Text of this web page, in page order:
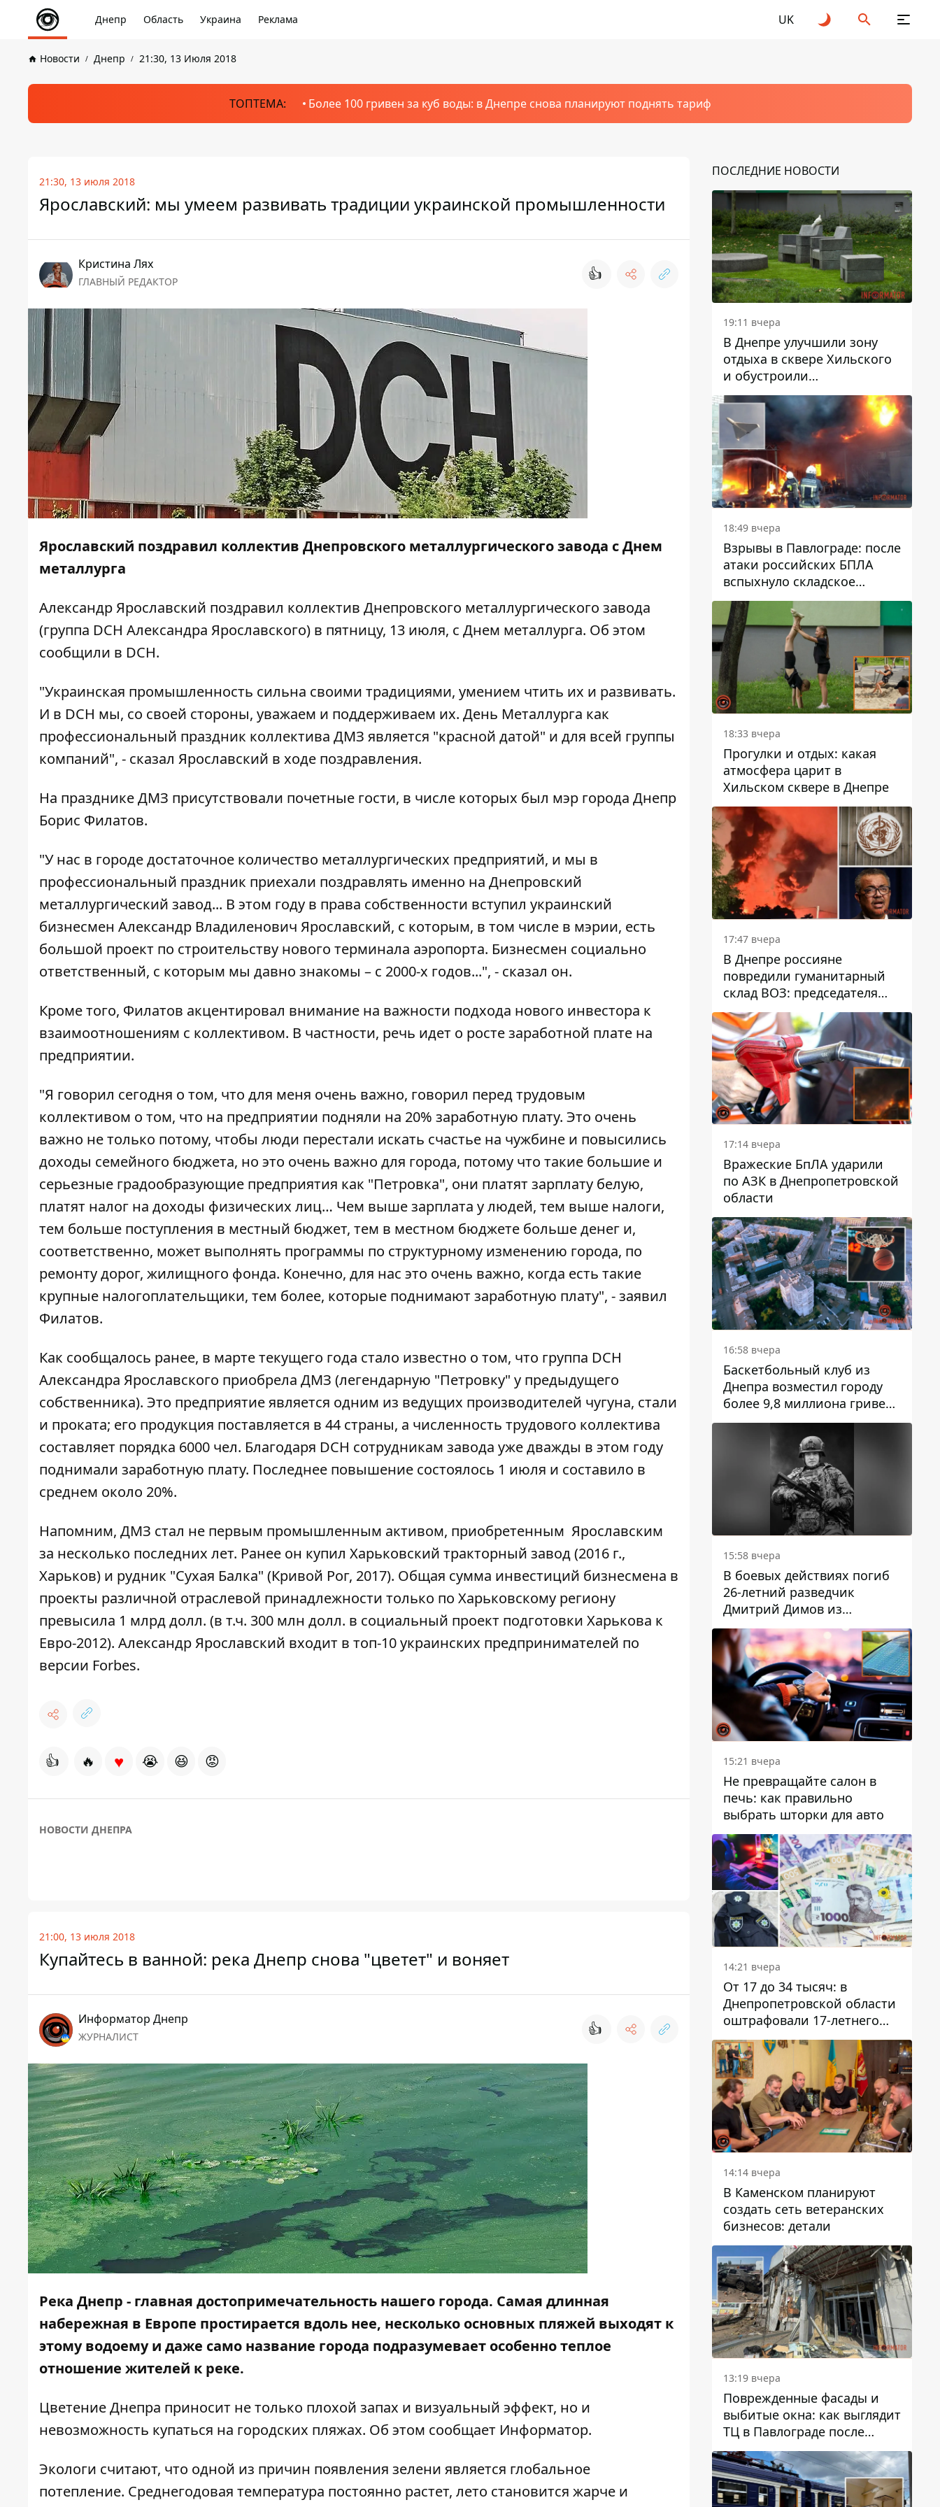
Днепр Область Украина Реклама UK
Новости Днепр 21:30, 13 Июля 2018
ТОПТЕМА: Более 100 гривен за куб воды: в Днепре снова планируют поднять тариф
21:30, 13 июля 2018
Ярославский: мы умеем развивать традиции украинской промышленности
Кристина Лях
ГЛАВНЫЙ РЕДАКТОР 👍
Ярославский поздравил коллектив Днепровского металлургического завода с Днем
металлурга
Александр Ярославский поздравил коллектив Днепровского металлургического завода
(группа DCH Александра Ярославского) в пятницу, 13 июля, с Днем металлурга. Об этом
сообщили в DCH.
"Украинская промышленность сильна своими традициями, умением чтить их и развивать.
И в DCH мы, со своей стороны, уважаем и поддерживаем их. День Металлурга как
профессиональный праздник коллектива ДМЗ является "красной датой" и для всей группы
компаний", - сказал Ярославский в ходе поздравления.
На празднике ДМЗ присутствовали почетные гости, в числе которых был мэр города Днепр
Борис Филатов.
"У нас в городе достаточное количество металлургических предприятий, и мы в
профессиональный праздник приехали поздравлять именно на Днепровский
металлургический завод... В этом году в права собственности вступил украинский
бизнесмен Александр Владиленович Ярославский, с которым, в том числе в мэрии, есть
большой проект по строительству нового терминала аэропорта. Бизнесмен социально
ответственный, с которым мы давно знакомы – с 2000-х годов...", - сказал он.
Кроме того, Филатов акцентировал внимание на важности подхода нового инвестора к
взаимоотношениям с коллективом. В частности, речь идет о росте заработной плате на
предприятии.
"Я говорил сегодня о том, что для меня очень важно, говорил перед трудовым
коллективом о том, что на предприятии подняли на 20% заработную плату. Это очень
важно не только потому, чтобы люди перестали искать счастье на чужбине и повысились
доходы семейного бюджета, но это очень важно для города, потому что такие большие и
серьезные градообразующие предприятия как "Петровка", они платят зарплату белую,
платят налог на доходы физических лиц… Чем выше зарплата у людей, тем выше налоги,
тем больше поступления в местный бюджет, тем в местном бюджете больше денег и,
соответственно, может выполнять программы по структурному изменению города, по
ремонту дорог, жилищного фонда. Конечно, для нас это очень важно, когда есть такие
крупные налогоплательщики, тем более, которые поднимают заработную плату", - заявил
Филатов.
Как сообщалось ранее, в марте текущего года стало известно о том, что группа DCH
Александра Ярославского приобрела ДМЗ (легендарную "Петровку" у предыдущего
собственника). Это предприятие является одним из ведущих производителей чугуна, стали
и проката; его продукция поставляется в 44 страны, а численность трудового коллектива
составляет порядка 6000 чел. Благодаря DCH сотрудникам завода уже дважды в этом году
поднимали заработную плату. Последнее повышение состоялось 1 июля и составило в
среднем около 20%.
Напомним, ДМЗ стал не первым промышленным активом, приобретенным Ярославским
за несколько последних лет. Ранее он купил Харьковский тракторный завод (2016 г.,
Харьков) и рудник "Сухая Балка" (Кривой Рог, 2017). Общая сумма инвестиций бизнесмена в
проекты различной отраслевой принадлежности только по Харьковскому региону
превысила 1 млрд долл. (в т.ч. 300 млн долл. в социальный проект подготовки Харькова к
Евро-2012). Александр Ярославский входит в топ-10 украинских предпринимателей по
версии Forbes.
👍 🔥 ♥ 😭 😆 😡
НОВОСТИ ДНЕПРА
21:00, 13 июля 2018
Купайтесь в ванной: река Днепр снова "цветет" и воняет
Информатор Днепр
ЖУРНАЛИСТ 👍
Река Днепр - главная достопримечательность нашего города. Самая длинная
набережная в Европе простирается вдоль нее, несколько основных пляжей выходят к
этому водоему и даже само название города подразумевает особенно теплое
отношение жителей к реке.
Цветение Днепра приносит не только плохой запах и визуальный эффект, но и
невозможность купаться на городских пляжах. Об этом сообщает Информатор.
Экологи считают, что одной из причин появления зелени является глобальное
потепление. Среднегодовая температура постоянно растет, лето становится жарче и
ПОСЛЕДНИЕ НОВОСТИ
19:11 вчера
В Днепре улучшили зону
отдыха в сквере Хильского
и обустроили
искусственный газон
18:49 вчера
Взрывы в Павлограде: после
атаки российских БПЛА
вспыхнуло складское
здание предприятия
18:33 вчера
Прогулки и отдых: какая
атмосфера царит в
Хильском сквере в Днепре
17:47 вчера
В Днепре россияне
повредили гуманитарный
склад ВОЗ: председателя
организации критикуют за
"неоднозначное"
сообщение
17:14 вчера
Вражеские БпЛА ударили
по АЗК в Днепропетровской
области
16:58 вчера
Баскетбольный клуб из
Днепра возместил городу
более 9,8 миллиона гривен
долга
15:58 вчера
В боевых действиях погиб
26-летний разведчик
Дмитрий Димов из
Никополя
15:21 вчера
Не превращайте салон в
печь: как правильно
выбрать шторки для авто
14:21 вчера
От 17 до 34 тысяч: в
Днепропетровской области
оштрафовали 17-летнего
парня за развлекательный
стрим в полицейской
форме
14:14 вчера
В Каменском планируют
создать сеть ветеранских
бизнесов: детали
13:19 вчера
Поврежденные фасады и
выбитые окна: как выглядит
ТЦ в Павлограде после
удара дрона